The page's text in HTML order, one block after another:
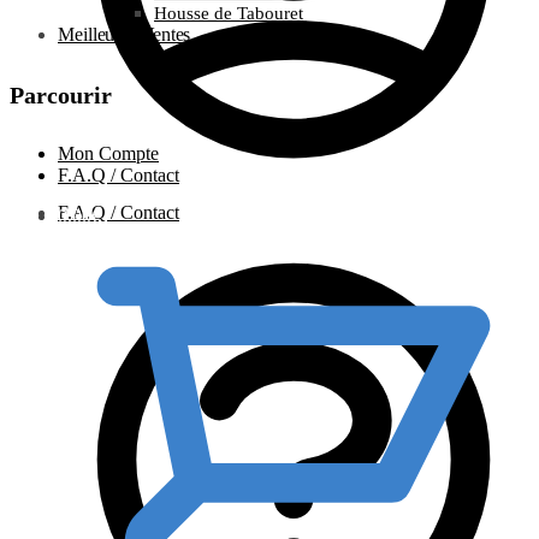
F.A.Q / Contact
Housse de Tabouret
Meilleures Ventes
Parcourir
Mon Compte
F.A.Q / Contact
0.00€